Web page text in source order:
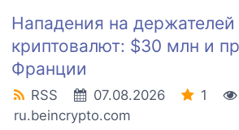
Нападения на держателей
криптовалют: $30 млн и
Франции
RSS 07.08.2026 1
ru.beincrypto.com